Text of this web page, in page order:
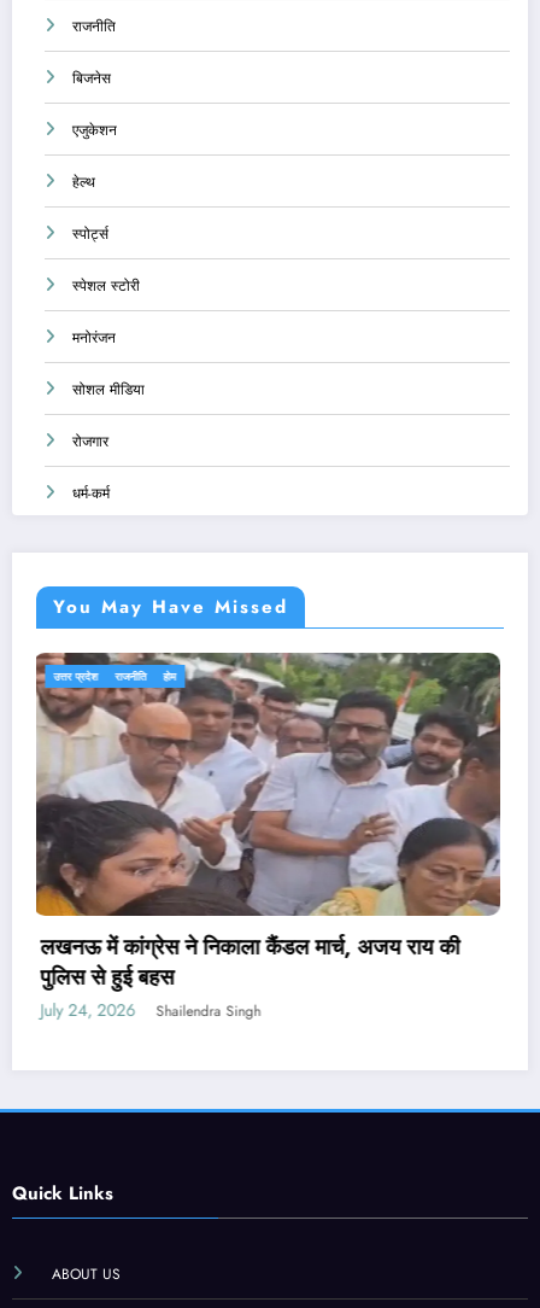
राजनीति
बिजनेस
एजुकेशन
हेल्थ
स्पोर्ट्स
स्पेशल स्टोरी
मनोरंजन
सोशल मीडिया
रोजगार
धर्म-कर्म
You May Have Missed
एजुकेशन देश-दुनिया राजनीति होम
पेपर लीक संशोधन बिल पर मंत्री वैष्णव ने नहीं दिया जवाब,
PM मोदी ने कही थी सख्त कानून लाने की बात
July 24, 2026 Shailendra Singh
Quick Links
ABOUT US